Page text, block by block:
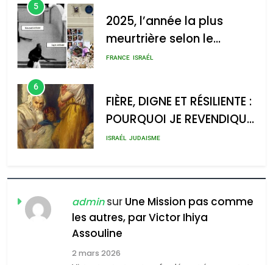
5
2025, l’année la plus
meurtrière selon le
rapport d’ADL contre
FRANCE ISRAÉL
6
FIÈRE, DIGNE ET RÉSILIENTE :
POURQUOI JE REVENDIQUE
MA JUDAÏTE par Thérèse
ISRAÉL JUDAISME
CE QUI NOUS MANQUE –
Jacques Hadida
JUDAISME
adminsur Une Mission pas comme
les autres, par Victor Ihiya
Assouline
2 mars 2026